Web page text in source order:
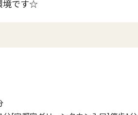
境です☆